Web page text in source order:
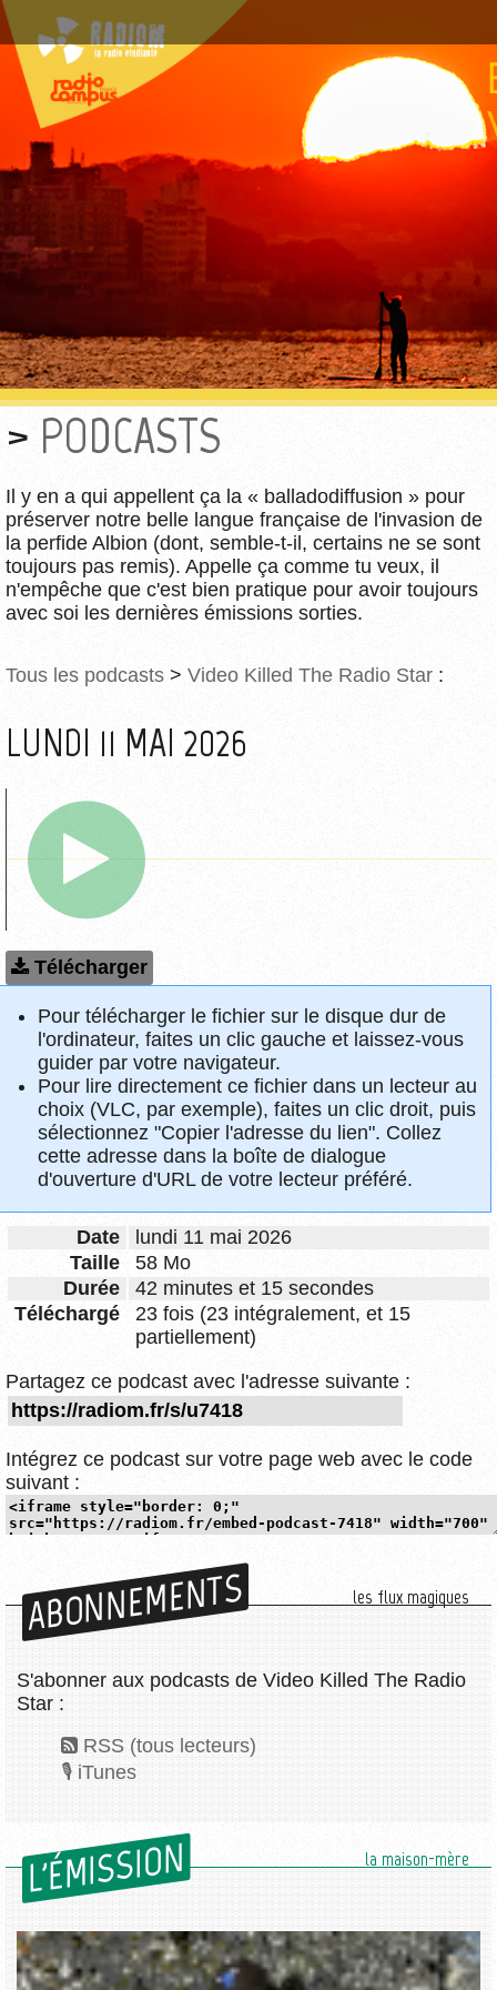
PODCASTS
Il y en a qui appellent ça la « balladodiffusion » pour
préserver notre belle langue française de l'invasion de
la perfide Albion (dont, semble-t-il, certains ne se sont
toujours pas remis). Appelle ça comme tu veux, il
n'empêche que c'est bien pratique pour avoir toujours
avec soi les dernières émissions sorties.
Tous les podcasts > Video Killed The Radio Star :
LUNDI 11 MAI 2026
Télécharger
Pour télécharger le fichier sur le disque dur de
l'ordinateur, faites un clic gauche et laissez-vous
guider par votre navigateur.
Pour lire directement ce fichier dans un lecteur au
choix (VLC, par exemple), faites un clic droit, puis
sélectionnez "Copier l'adresse du lien". Collez
cette adresse dans la boîte de dialogue
d'ouverture d'URL de votre lecteur préféré.
Date
lundi 11 mai 2026
Taille
58 Mo
Durée
42 minutes et 15 secondes
Téléchargé
23 fois (23 intégralement, et 15
partiellement)
Partagez ce podcast avec l'adresse suivante :
Intégrez ce podcast sur votre page web avec le code
suivant :
ABONNEMENTS les flux magiques
S'abonner aux podcasts de Video Killed The Radio
Star :
RSS (tous lecteurs)
iTunes
L'ÉMISSION la maison-mère